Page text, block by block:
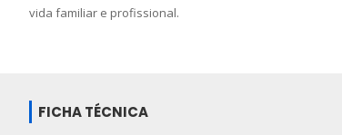
vida familiar e profissional.
FICHA TÉCNICA